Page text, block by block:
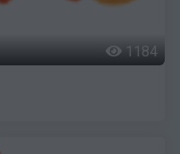
1184